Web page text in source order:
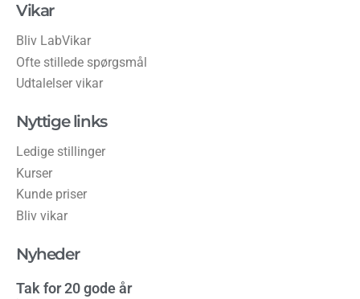
Vikar
Bliv LabVikar
Ofte stillede spørgsmål
Udtalelser vikar
Nyttige links
Ledige stillinger
Kurser
Kunde priser
Bliv vikar
Nyheder
Tak for 20 gode år